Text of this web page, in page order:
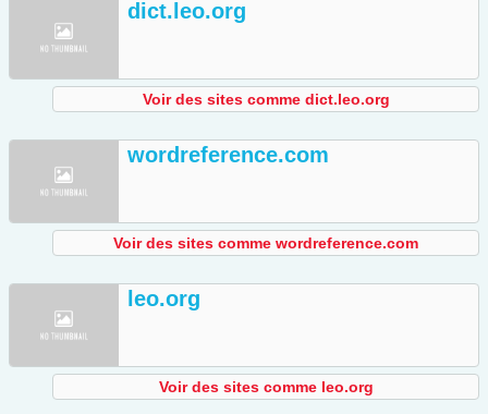
dict.leo.org
Voir des sites comme dict.leo.org
wordreference.com
Voir des sites comme wordreference.com
leo.org
Voir des sites comme leo.org